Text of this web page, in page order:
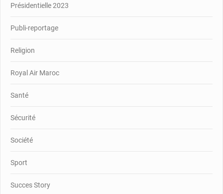
Présidentielle 2023
Publi-reportage
Religion
Royal Air Maroc
Santé
Sécurité
Société
Sport
Succes Story